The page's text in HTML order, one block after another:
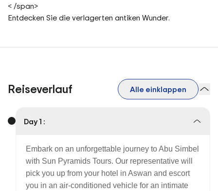
< /span>
Entdecken Sie die verlagerten antiken Wunder.
Reiseverlauf Alle einklappen
Day 1 :
Embark on an unforgettable journey to Abu Simbel
with Sun Pyramids Tours. Our representative will
pick you up from your hotel in Aswan and escort
you in an air-conditioned vehicle for an intimate